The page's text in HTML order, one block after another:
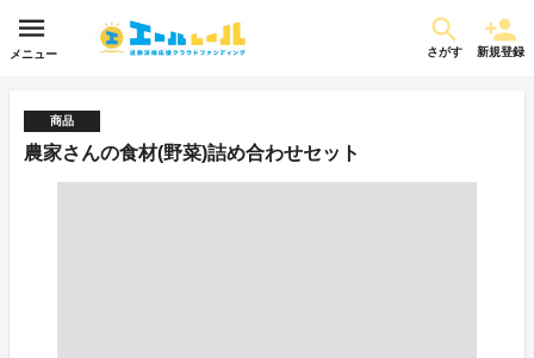
メニュー さがす 新規登録
商品
農家さんの食材(野菜)詰め合わせセット